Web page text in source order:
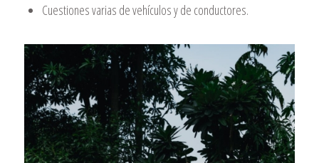
Cuestiones varias de vehículos y de conductores.